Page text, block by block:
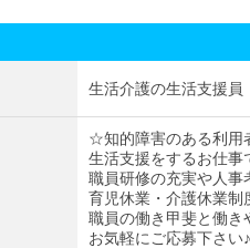
生活介護の生活支援員
☆知的障害のある利用
生活支援をするお仕
職員研修の充実や人事
育児休業・介護休業制
職員の働き甲斐と働き
お気軽にご応募下さい♪